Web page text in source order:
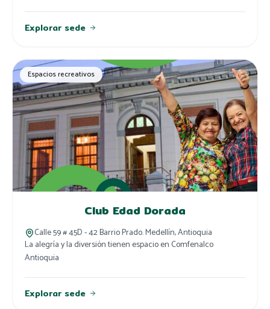
Explorar sede
Espacios recreativos
Club Edad Dorada
Calle 59 # 45D - 42 Barrio Prado. Medellín, Antioquia
La alegría y la diversión tienen espacio en Comfenalco
Antioquia
Explorar sede